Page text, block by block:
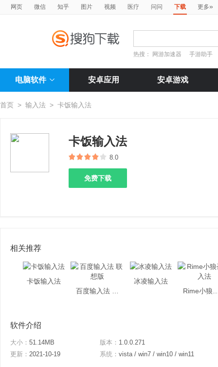
网页 微信 知乎 图片 视频 医疗 问问 下载 更多»
热搜： 网游加速器 手游助手
电脑软件 安卓应用 安卓游戏
首页 > 输入法 > 卡饭输入法
卡饭输入法
8.0
免费下载
相关推荐
卡饭输入法
冰凌输入法
软件介绍
大小： 51.14MB 版本： 1.0.0.271
更新： 2021-10-19 系统： vista / win7 / win10 / win11